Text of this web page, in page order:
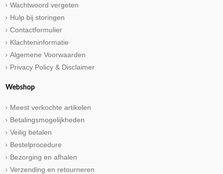
Wachtwoord vergeten
Hulp bij storingen
Contactformulier
Klachteninformatie
Algemene Voorwaarden
Privacy Policy & Disclaimer
Webshop
Meest verkochte artikelen
Betalingsmogelijkheden
Veilig betalen
Bestelprocedure
Bezorging en afhalen
Verzending en retourneren